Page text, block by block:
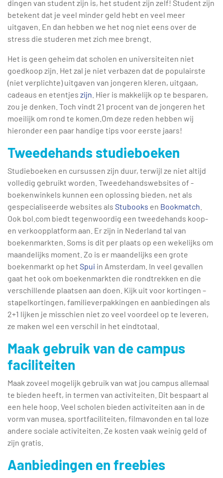
dingen van student zijn is, het student zijn zelf! Student zijn
betekent dat je veel minder geld hebt en veel meer
uitgaven. En dan hebben we het nog niet eens over de
stress die studeren met zich mee brengt.
Het is geen geheim dat scholen en universiteiten niet
goedkoop zijn. Het zal je niet verbazen dat de populairste
(niet verplichte) uitgaven van jongeren kleren, uitgaan,
cadeaus en etentjes zijn . Hier is makkelijk op te besparen,
zou je denken. Toch vindt 21 procent van de jongeren het
moeilijk om rond te komen.Om deze reden hebben wij
hieronder een paar handige tips voor eerste jaars!
Tweedehands studieboeken
Studieboeken en cursussen zijn duur, terwijl ze niet altijd
volledig gebruikt worden. Tweedehandswebsites of -
boekenwinkels kunnen een oplossing bieden, net als
gespecialiseerde websites als Stubooks en Bookmatch
Ook bol.com biedt tegenwoordig een tweedehands koop-
en verkoopplatform aan. Er zijn in Nederland tal van
boekenmarkten. Soms is dit per plaats op een wekelijks om
maandelijks moment. Zo is er maandelijks een grote
boekenmarkt op het Spui in Amsterdam. In veel gevallen
gaat het ook om boekenmarkten die rondtrekken en die
verschillende plaatsen aan doen. Kijk uit voor kortingen –
stapelkortingen, familieverpakkingen en aanbiedingen als
2+1 lijken je misschien niet zo veel voordeel op te leveren,
ze maken wel een verschil in het eindtotaal.
Maak gebruik van de campus
faciliteiten
Maak zoveel mogelijk gebruik van wat jou campus allemaal
te bieden heeft, in termen van activiteiten. Dit bespaart al
een hele hoop. Veel scholen bieden activiteiten aan in de
vorm van musea, sportfaciliteiten, filmavonden en tal loze
andere sociale activiteiten. Ze kosten vaak weinig geld of
zijn gratis.
Aanbiedingen en freebies